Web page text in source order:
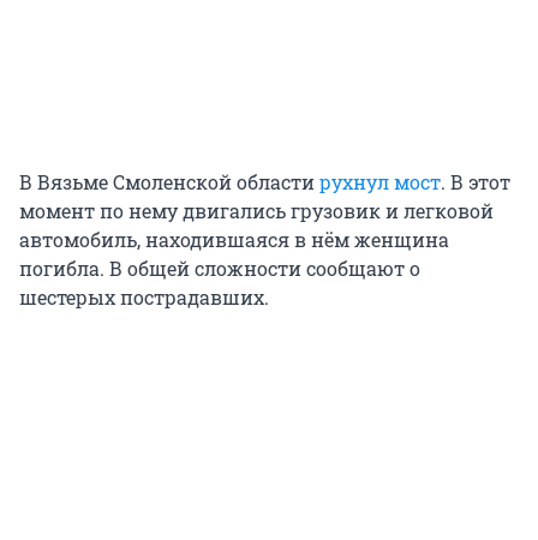
В Вязьме Смоленской областирухнул мост. В этот
момент по нему двигались грузовик и легковой
автомобиль, находившаяся в нём женщина
погибла. В общей сложности сообщают о
шестерых пострадавших.